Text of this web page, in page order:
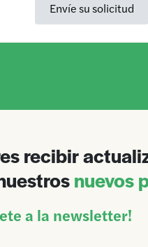
recibir
nuevos
a la newsletter!